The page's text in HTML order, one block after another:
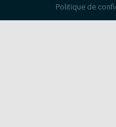
Politique de